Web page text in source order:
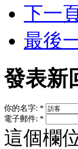
下一
最後
發表新
你的名字: *
電子郵件: *
這個欄